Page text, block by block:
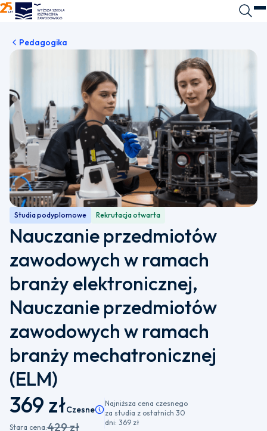
WSKZ - strona główna
Pedagogika
Studia podyplomowe Rekrutacja otwarta
Nauczanie przedmiotów
zawodowych w ramach
branży elektronicznej,
Nauczanie przedmiotów
zawodowych w ramach
branży mechatronicznej
(ELM)
369 złCzesnePamiętaj, że istnieje możliwość wyboru
Stara cena:429 zł
Najniższa cena czesnego
za studia z ostatnich 30
dni: 369 zł